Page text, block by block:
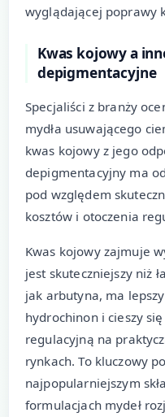
wyglądającej poprawy
Kwas kojowy a
depigmentacyjne
Specjaliści z branży
mydła usuwającego
kwas kojowy z jego
depigmentacyjny ma
pod względem
kosztów i otoczenia
Kwas kojowy zajmuje
jest skuteczniejszy niż
jak arbutyna, ma
hydrochinon i cieszy
regulacyjną na
rynkach. To kluczowy
najpopularniejszym
formulacjach mydeł